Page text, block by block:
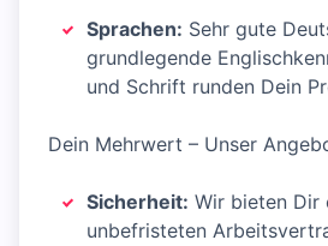
Sprachen: Sehr gute
grundlegende
und Schrift runden Dein
Dein Mehrwert – Unser
Sicherheit: Wir bieten Dir
unbefristeten